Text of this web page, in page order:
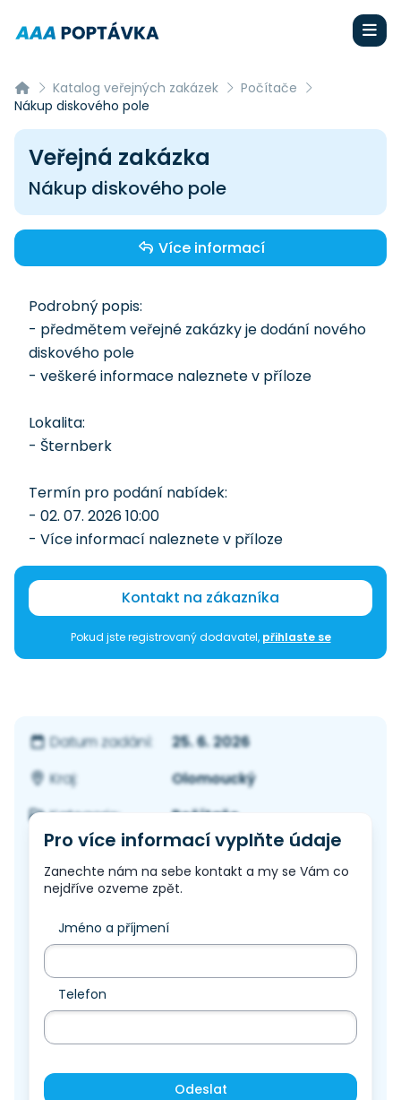
Katalog veřejných zakázek
Počítače
Nákup diskového pole
Veřejná zakázka
Nákup diskového pole
Více informací
Podrobný popis:
- předmětem veřejné zakázky je dodání nového
diskového pole
- veškeré informace naleznete v příloze
Lokalita:
- Šternberk
Termín pro podání nabídek:
- 02. 07. 2026 10:00
- Více informací naleznete v příloze
Kontakt na zákazníka
Pokud jste registrovaný dodavatel, přihlaste se
Datum zadání:
25. 6. 2026
Kraj:
Olomoucký
Kategorie:
Počítače
Pro více informací vyplňte údaje
Zanechte nám na sebe kontakt a my se Vám co
nejdříve ozveme zpět.
Jméno a příjmení
Telefon
Odeslat